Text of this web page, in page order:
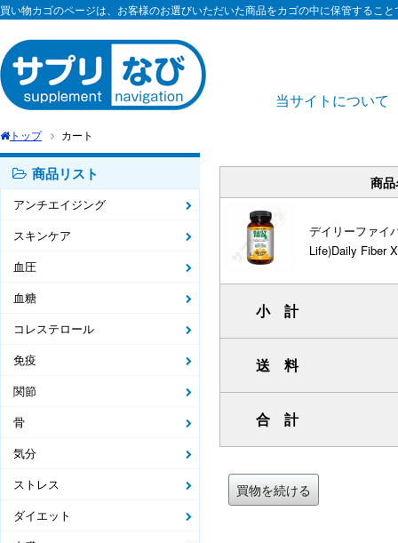
買い物カゴのページは、お客様のお選びいただいた商品をカゴの中に保管するこ
当サイトについて
トップ カート
商品リスト
アンチエイジング
スキンケア
血圧
血糖
コレステロール
免疫
関節
骨
気分
ストレス
ダイエット
商
デイリーファイ
Life)Daily Fiber
小 計
送 料
合 計
買物を続ける